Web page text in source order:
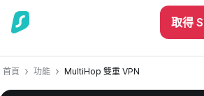
取得
首頁 功能 MultiHop 雙重 VPN